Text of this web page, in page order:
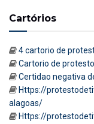
Cartórios
4 cartorio de
Cartorio de
Certidao negativa
Https://
alagoas/
Https://